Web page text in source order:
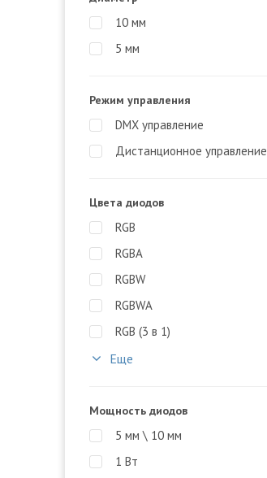
10 мм
5 мм
Режим управления
DMX управление
Дистанционное управление
Цвета диодов
RGB
RGBA
RGBW
RGBWA
RGB (3 в 1)
Еще
Мощность диодов
5 мм \ 10 мм
1 Вт